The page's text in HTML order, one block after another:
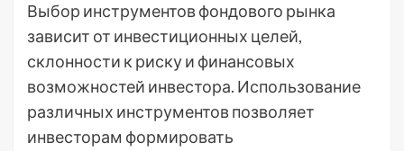
Выбор инструментов фондового рынка
зависит от инвестиционных целей,
склонности к риску и финансовых
возможностей инвестора. Использование
различных инструментов позволяет
инвесторам формировать